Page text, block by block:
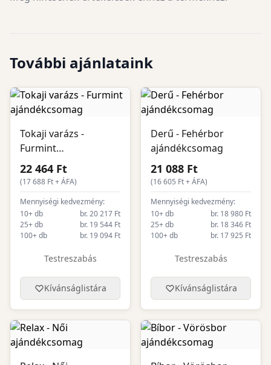
További ajánlataink
Tokaji varázs -
Furmint
ajándékcsomag
22 464 Ft
(17 688 Ft + ÁFA)
Mennyiségi kedvezmény:
10+ db
br. 20 217 Ft
25+ db
br. 19 544 Ft
100+ db
br. 19 094 Ft
Testreszabás
Kívánságlistára
Derű - Fehérbor
ajándékcsomag
21 088 Ft
(16 605 Ft + ÁFA)
Mennyiségi kedvezmény:
10+ db
br. 18 980 Ft
25+ db
br. 18 346 Ft
100+ db
br. 17 925 Ft
Testreszabás
Kívánságlistára